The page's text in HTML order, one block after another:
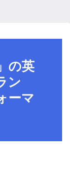
の英
ン
ーマ